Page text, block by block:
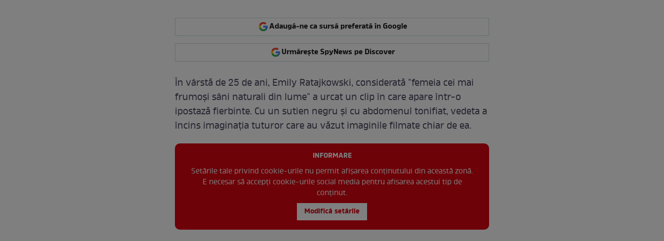
Adaugă-ne ca sursă preferată în Google
Urmărește SpyNews pe Discover
În vârstă de 25 de ani, Emily Ratajkowski, considerată "femeia cei mai
frumoşi sâni naturali din lume" a urcat un clip în care apare într-o
ipostază fierbinte. Cu un sutien negru şi cu abdomenul tonifiat, vedeta a
încins imaginaţia tuturor care au văzut imaginile filmate chiar de ea.
INFORMARE
Setările tale privind cookie-urile nu permit afișarea conținutului din această zonă.
E necesar să accepți cookie-urile social media pentru afisarea acestui tip de
conținut.
Modifică setările